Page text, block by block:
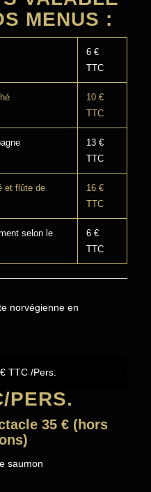
MENUS :
6 €
TTC
10 €
TTC
13 €
TTC
et flûte de
16 €
TTC
selon le
6 €
TTC
norvégienne en
TTC /Pers.
PERS.
35 € (hors
saumon